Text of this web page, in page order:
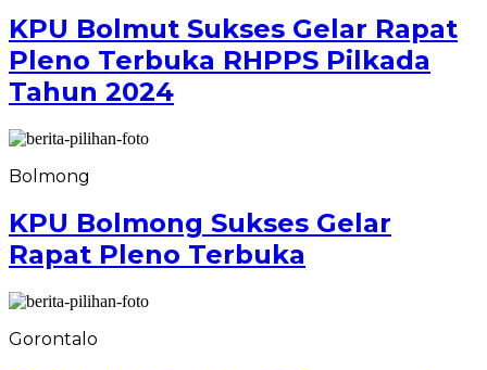
KPU Bolmut Sukses Gelar Rapat
Pleno Terbuka RHPPS Pilkada
Tahun 2024
Bolmong
KPU Bolmong Sukses Gelar
Rapat Pleno Terbuka
Gorontalo